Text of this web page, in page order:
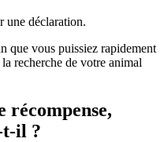
une déclaration.
que vous puissiez rapidement
recherche de votre animal
récompense,
t-il ?